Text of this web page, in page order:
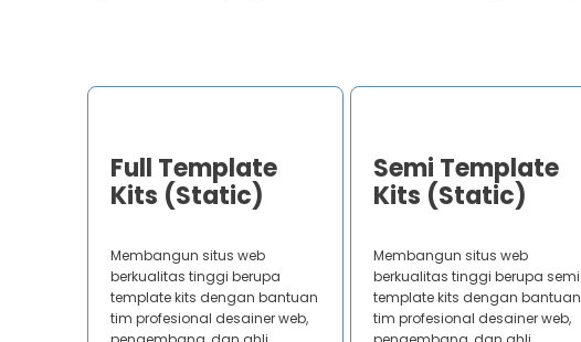
Full Template
Kits (Static)
Membangun situs web
berkualitas tinggi berupa
template kits dengan bantuan
tim profesional desainer web,
Semi Template
Kits (Static)
Membangun situs web
berkualitas tinggi berupa semi
template kits dengan bantuan
tim profesional desainer web,